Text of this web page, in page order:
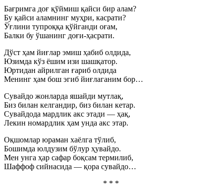
Бағримга доғ қўймиш қайси бир алам?
Бу қайси аламнинг муҳри, касрати?
Ўғлини тупроққа қўйганди оғам,
Балки бу ўшанинг доғи-ҳасрати.
Дўст ҳам йиғлар эмиш ҳабиб олдида,
Юзимда кўз ёшим изи шашқатор.
Юртидан айрилган ғариб олдида
Менинг ҳам бош эгиб йиғлаганим бор…
Сувайдо жонларда яшайди мутлақ,
Биз билан келгандир, биз билан кетар.
Сувайдода мардлик акс этади — ҳақ,
Лекин номардлик ҳам унда акс этар.
Оқшомлар юраман хаёлга тўлиб,
Бошимда юлдузим бўлур ҳувайдо.
Мен унга ҳар сафар боқсам термилиб,
Шаффоф сийнасида — қора сувайдо…
* * *